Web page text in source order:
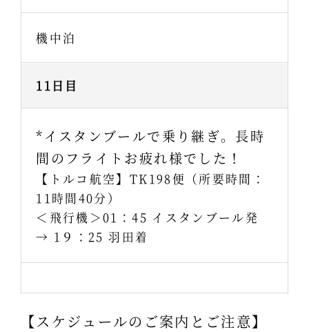
機中泊
11日目
*イスタンブールで乗り継ぎ。長時
間のフライトお疲れ様でした！
【トルコ航空】TK198便（所要時間：
11時間40分）
＜飛行機＞01：45 イスタンブール発
→ 1９：25 羽田着
【スケジュールのご案内とご注意】